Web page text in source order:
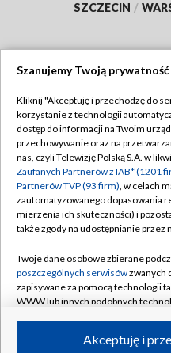
SZCZECIN /
Abonament TVP
Emisja w TVP
Centrum informacji TVP
Naziemna Telewizja
Rada Programowa
System NOS
Informacje o nadawcy
Program dla prasy
Szanujemy Twoją prywatność
Kliknij "Akceptuję i przechodzę do
korzystanie z technologii
dostęp do informacji na Twoim
przechowywanie oraz na
nas, czyli Telewizję Polską S.A. w
Zaufanych Partnerów z IAB* (1201
Partnerów TVP (93 firm), w celach
zautomatyzowanego dopasowania
mierzenia ich skuteczności) i
także zgody na udostępnianie przez
Twoje dane osobowe zbierane
poszczególnych serwisówzwanych
zapisywane za pomocą technologii
WWW lub innych podobnych
ruchu w Internecie.Akceptuję i